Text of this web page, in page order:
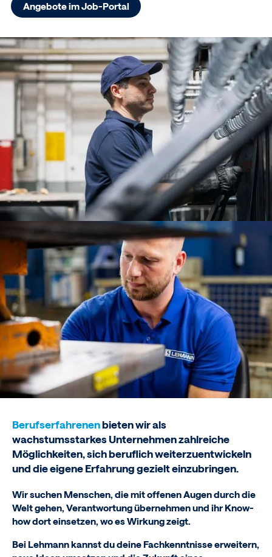
Angebote im Job-Portal
Berufserfahrenenbieten wir als
wachstumsstarkes Unternehmen zahlreiche
Möglichkeiten, sich beruflich weiterzuentwickeln
und die eigene Erfahrung gezielt einzubringen.
Wir suchen Menschen, die mit offenen Augen durch die
Welt gehen, Verantwortung übernehmen und ihr Know-
how dort einsetzen, wo es Wirkung zeigt.
Bei Lehmann kannst du deine Fachkenntnisse erweitern,